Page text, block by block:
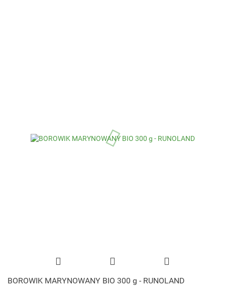
BOROWIK MARYNOWANY BIO 300 g - RUNOLAND